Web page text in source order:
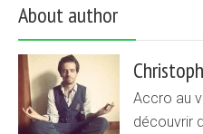
About author
Accro au
découvrir